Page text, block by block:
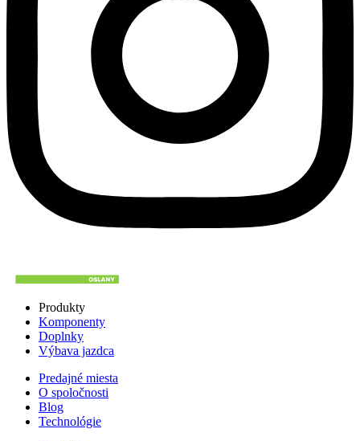
Produkty
Komponenty
Doplnky
Výbava jazdca
Predajné miesta
O spoločnosti
Blog
Technológie